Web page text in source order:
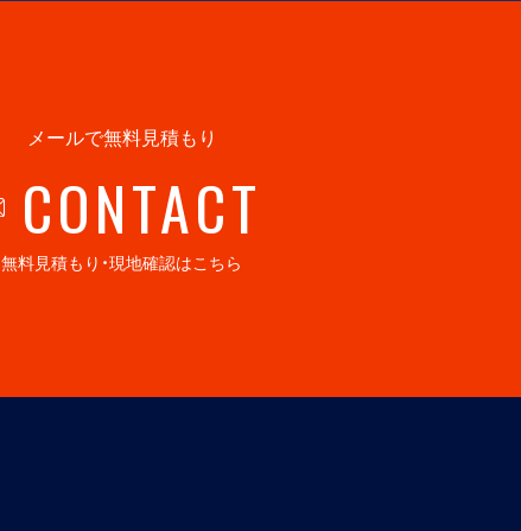
メールで無料見積もり
CONTACT
無料見積もり・現地確認はこちら